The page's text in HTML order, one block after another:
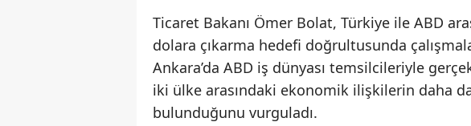
Ticaret Bakanı Ömer Bolat, Türkiye ile ABD
dolara çıkarma hedefi doğrultusunda
Ankara’da ABD iş dünyası temsilcileriyle
iki ülke arasındaki ekonomik ilişkilerin daha
bulunduğunu vurguladı.